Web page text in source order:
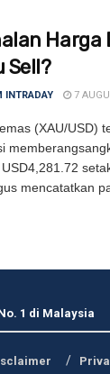
Harga
Sell?
INTRADAY 7
(XAU/USD)
mencatatkan
1 di Malaysia